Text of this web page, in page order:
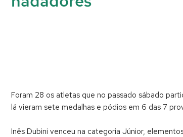
Foram 28 os atletas que no passado sábado
lá vieram sete medalhas e pódios em 6 das 7
Inês Dubini venceu na categoria Júnior,